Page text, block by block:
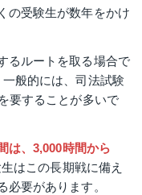
の受験生が数年をかけ
るルートを取る場合で
般的には、司法試験
要することが多いで
は、3,000時間から
はこの長期戦に備え
要があります。